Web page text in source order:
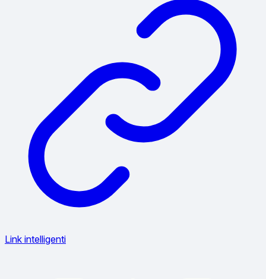
Link intelligenti